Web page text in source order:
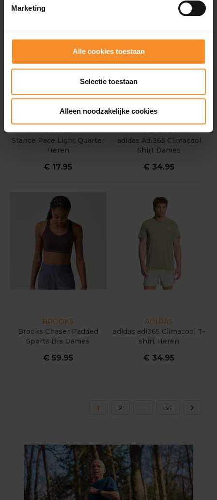
Marketing
Alle cookies toestaan
Selectie toestaan
Alleen noodzakelijke cookies
STANCE
Stance Pace Light Quarter
Heren
€ 17.95
ADIDAS
adidas Adi365 Climacool
Shirt Dames
€ 34.95
BROOKS
Brooks Chaser Padded
Sports Bra Dames
€ 59.95
ADIDAS
adidas adi365 Climacool T-
shirt Heren
€ 34.95
1 2 34